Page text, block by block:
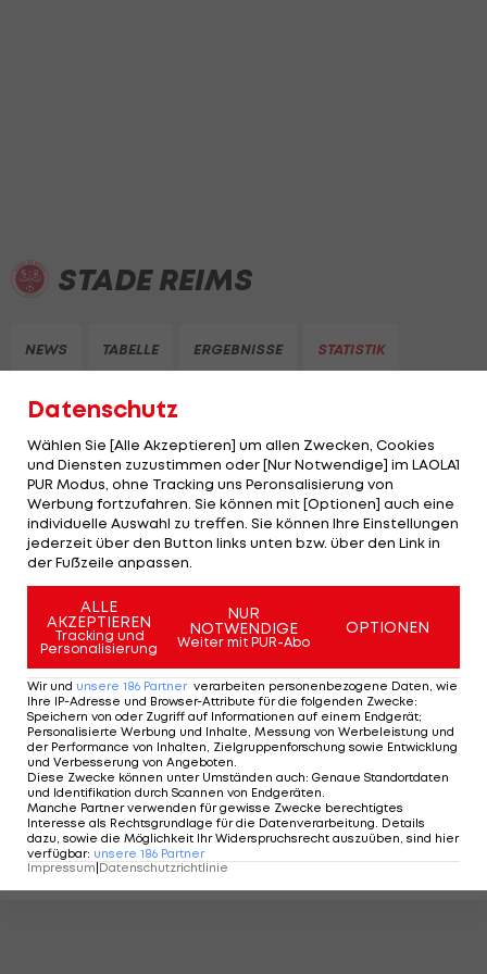
STADE REIMS
NEWS TABELLE ERGEBNISSE STATISTIK
Datenschutz
Wählen Sie [Alle Akzeptieren] um allen Zwecken, Cookies
und Diensten zuzustimmen oder [Nur Notwendige] im LAOLA1
PUR Modus, ohne Tracking uns Peronsalisierung von
Werbung fortzufahren. Sie können mit [Optionen] auch eine
individuelle Auswahl zu treffen. Sie können Ihre Einstellungen
jederzeit über den Button links unten bzw. über den Link in
der Fußzeile anpassen.
ALLE
AKZEPTIEREN
Tracking und
Personalisierung
NUR
NOTWENDIGE
Weiter mit PUR-Abo
OPTIONEN
Wir und unsere 186 Partner verarbeiten personenbezogene Daten, wie
Ihre IP-Adresse und Browser-Attribute für die folgenden Zwecke:
Speichern von oder Zugriff auf Informationen auf einem Endgerät;
Personalisierte Werbung und Inhalte, Messung von Werbeleistung und
der Performance von Inhalten, Zielgruppenforschung sowie Entwicklung
und Verbesserung von Angeboten.
Diese Zwecke können unter Umständen auch: Genaue Standortdaten
und Identifikation durch Scannen von Endgeräten.
Manche Partner verwenden für gewisse Zwecke berechtigtes
Interesse als Rechtsgrundlage für die Datenverarbeitung. Details
dazu, sowie die Möglichkeit Ihr Widerspruchsrecht auszuüben, sind hier
verfügbar: unsere 186 Partner
Impressum Datenschutzrichtlinie